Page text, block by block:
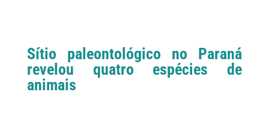
Sítio paleontológico no Paraná
revelou quatro espécies de
animais